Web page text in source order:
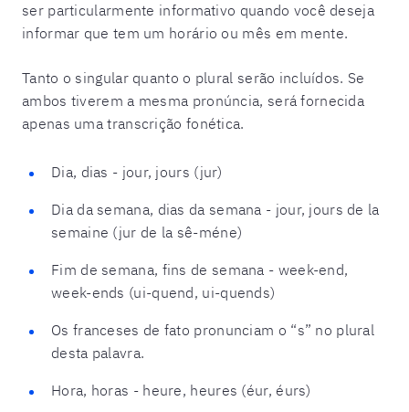
ser particularmente informativo quando você deseja
informar que tem um horário ou mês em mente.
Tanto o singular quanto o plural serão incluídos. Se
ambos tiverem a mesma pronúncia, será fornecida
apenas uma transcrição fonética.
Dia, dias - jour, jours (jur)
Dia da semana, dias da semana - jour, jours de la
semaine (jur de la sê-méne)
Fim de semana, fins de semana - week-end,
week-ends (ui-quend, ui-quends)
Os franceses de fato pronunciam o “s” no plural
desta palavra.
Hora, horas - heure, heures (éur, éurs)